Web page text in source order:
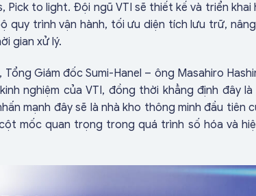
Pick to light. Đội ngũ VTI sẽ thiết kế và triển
quy trình vận hành, tối ưu diện tích lưu trữ,
gian xử lý.
Tổng Giám đốc Sumi-Hanel – ông Masahiro
nghiệm của VTI, đồng thời khẳng định đây
mạnh đây sẽ là nhà kho thông minh đầu tiên
mốc quan trọng trong quá trình số hóa và